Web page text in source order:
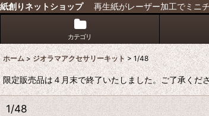
紙創りネットショップ再生紙がレーザー加工でミニチ
カテゴリ
ホーム > ジオラマアクセサリーキット > 1/48
限定販売品は４月末で終了いたしました。ご了承くだ
1/48